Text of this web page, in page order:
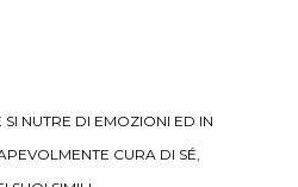
NUTRE DI EMOZIONI ED IN
CURA DI SÉ,